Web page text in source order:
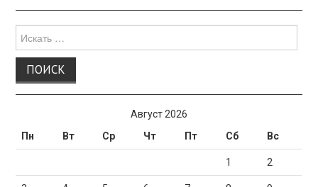
для:
Август 2026
Пн
Вт Ср Чт Пт Сб Вс
1 2